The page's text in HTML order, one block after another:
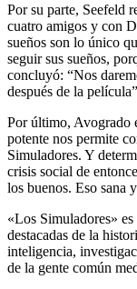
Por su parte, Seefeld
cuatro amigos y con
sueños son lo único
seguir sus sueños,
concluyó: “Nos
después de la
Por último, Avogrado
potente nos permite
Simuladores. Y
crisis social de
los buenos. Eso sana
«Los Simuladores»
destacadas de la
inteligencia,
de la gente común